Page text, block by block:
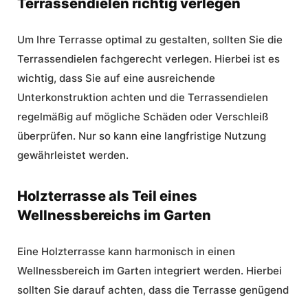
Terrassendielen richtig verlegen
Um Ihre Terrasse optimal zu gestalten, sollten Sie die
Terrassendielen fachgerecht verlegen. Hierbei ist es
wichtig, dass Sie auf eine ausreichende
Unterkonstruktion achten und die Terrassendielen
regelmäßig auf mögliche Schäden oder Verschleiß
überprüfen. Nur so kann eine langfristige Nutzung
gewährleistet werden.
Holzterrasse als Teil eines
Wellnessbereichs im Garten
Eine Holzterrasse kann harmonisch in einen
Wellnessbereich im Garten integriert werden. Hierbei
sollten Sie darauf achten, dass die Terrasse genügend